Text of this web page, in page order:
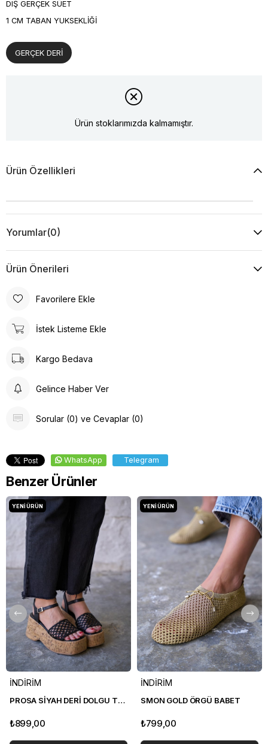
DIŞ GERÇEK SÜET
1 CM TABAN YUKSEKLİĞİ
GERÇEK DERİ
Ürün stoklarımızda kalmamıştır.
Ürün Özellikleri
Yorumlar(0)
Ürün Önerileri
Favorilere Ekle
İstek Listeme Ekle
Kargo Bedava
Gelince Haber Ver
Sorular (0) ve Cevaplar (0)
WhatsApp Telegram
Benzer Ürünler
İNDİRİM
PROSA SİYAH DERİ DOLGU TOPUK SANDALET
₺899,00
YENI ÜRÜN
İNDİRİM
SMON GOLD ÖRGÜ BABET
₺799,00
YENI ÜRÜN